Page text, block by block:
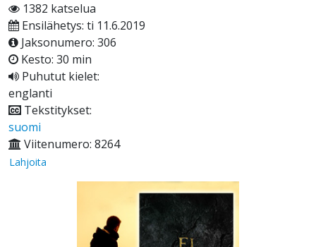
1382 katselua
Ensilähetys: ti 11.6.2019
Jaksonumero: 306
Kesto: 30 min
Puhutut kielet:
englanti
Tekstitykset:
suomi
Viitenumero: 8264
Lahjoita